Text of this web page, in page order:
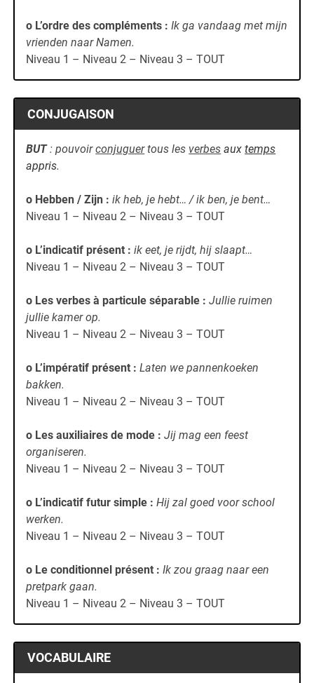
o L’ordre des compléments : Ik ga vandaag met mijn
vrienden naar Namen.
Niveau 1 – Niveau 2 – Niveau 3 – TOUT
CONJUGAISON
BUT: pouvoirconjuguertous les verbes auxtemps
appris.
o Hebben / Zijn : ik heb, je hebt… / ik ben, je bent…
Niveau 1 – Niveau 2 – Niveau 3 – TOUT
o L’indicatif présent : ik eet, je rijdt, hij slaapt…
Niveau 1 – Niveau 2 – Niveau 3 – TOUT
o Les verbes à particule séparable : Jullie ruimen
jullie kamer op.
Niveau 1 – Niveau 2 – Niveau 3 – TOUT
o L’impératif présent : Laten we pannenkoeken
bakken.
Niveau 1 – Niveau 2 – Niveau 3 – TOUT
o Les auxiliaires de mode : Jij mag een feest
organiseren.
Niveau 1 – Niveau 2 – Niveau 3 – TOUT
o L’indicatif futur simple : Hij zal goed voor school
werken.
Niveau 1 – Niveau 2 – Niveau 3 – TOUT
o Le conditionnel présent : Ik zou graag naar een
pretpark gaan.
Niveau 1 – Niveau 2 – Niveau 3 – TOUT
VOCABULAIRE